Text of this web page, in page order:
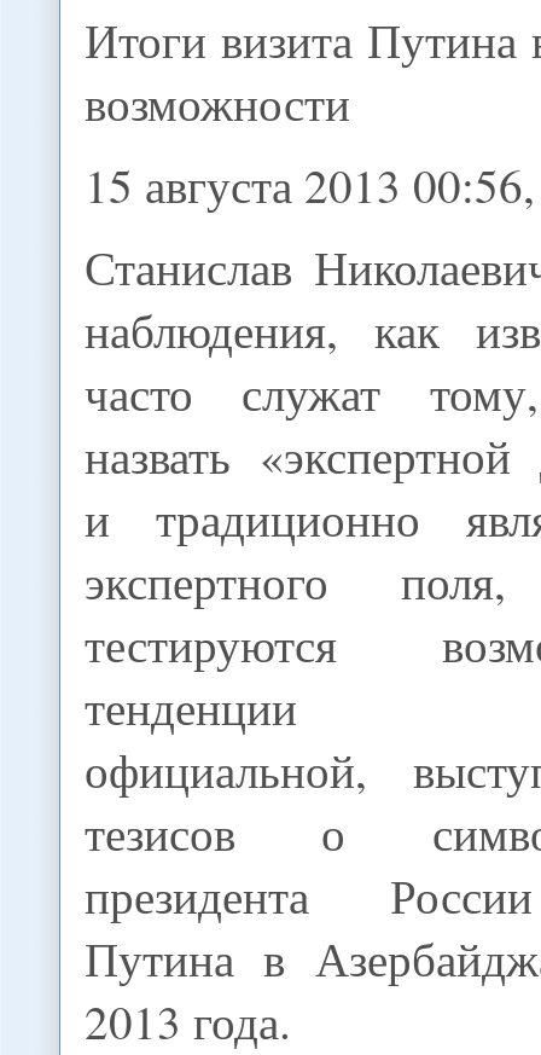
Итоги визита
возможности
15 августа 2013
Станислав
наблюдения, как
часто служат
назвать
и традиционно
экспертного
тестируются
тенденции
официальной,
тезисов о
президента
Путина в
2013 года.